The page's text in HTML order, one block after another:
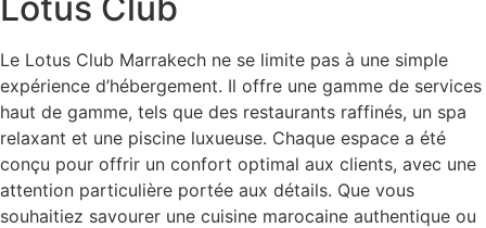
Le Lotus Club Marrakech ne se limite pas à une simple
expérience d’hébergement. Il offre une gamme de services
haut de gamme, tels que des restaurants raffinés, un spa
relaxant et une piscine luxueuse. Chaque espace a été
conçu pour offrir un confort optimal aux clients, avec une
attention particulière portée aux détails. Que vous
souhaitiez savourer une cuisine marocaine authentique ou